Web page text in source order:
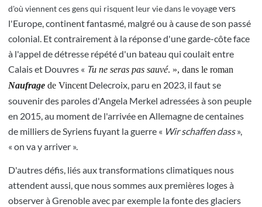
d'où viennent ces gens qui risquent leur vie dans le voyage vers
l'Europe, continent fantasmé, malgré ou à cause de son passé
colonial. Et contrairement à la réponse d'une garde-côte face
à l'appel de détresse répété d'un bateau qui coulait entre
Calais et Douvres « Tu ne seras pas sauvé. », dans le roman
Naufrage de Vincent Delecroix, paru en 2023, il faut se
souvenir des paroles d'Angela Merkel adressées à son peuple
en 2015, au moment de l'arrivée en Allemagne de centaines
de milliers de Syriens fuyant la guerre « Wir schaffen dass»,
« on va y arriver ».
D'autres défis, liés aux transformations climatiques nous
attendent aussi, que nous sommes aux premières loges à
observer à Grenoble avec par exemple la fonte des glaciers